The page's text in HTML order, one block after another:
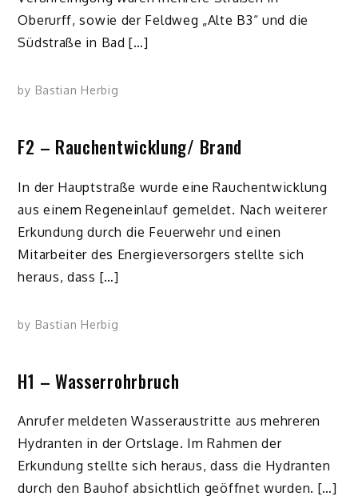
Oberurff, sowie der Feldweg „Alte B3“ und die
Südstraße in Bad […]
by Bastian Herbig
F2 – Rauchentwicklung/ Brand
In der Hauptstraße wurde eine Rauchentwicklung
aus einem Regeneinlauf gemeldet. Nach weiterer
Erkundung durch die Feuerwehr und einen
Mitarbeiter des Energieversorgers stellte sich
heraus, dass […]
by Bastian Herbig
H1 – Wasserrohrbruch
Anrufer meldeten Wasseraustritte aus mehreren
Hydranten in der Ortslage. Im Rahmen der
Erkundung stellte sich heraus, dass die Hydranten
durch den Bauhof absichtlich geöffnet wurden. […]